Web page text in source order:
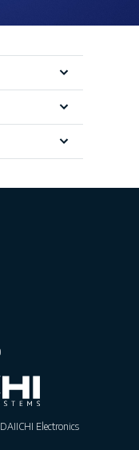
DAIICHI Electronics